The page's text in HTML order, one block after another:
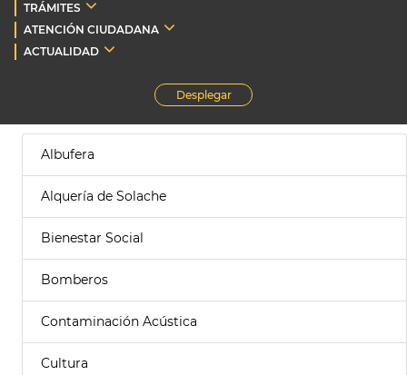
TRÁMITES
ATENCIÓN CIUDADANA
ACTUALIDAD
Desplegar
Albufera
Alquería de Solache
Bienestar Social
Bomberos
Contaminación Acústica
Cultura